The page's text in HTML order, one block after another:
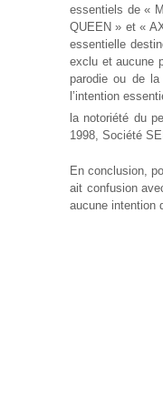
essentiels de «
QUEEN » et «
essentielle
exclu et aucune
parodie ou de
l’intention
la notoriété du
1998, Société
En conclusion,
ait confusion
aucune intention